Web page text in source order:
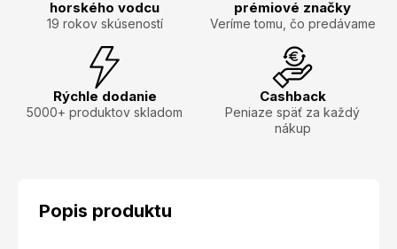
horského vodcu
19 rokov skúseností
prémiové značky
Veríme tomu, čo predávame
Rýchle dodanie
5000+ produktov skladom
Cashback
Peniaze späť za každý
nákup
Popis produktu